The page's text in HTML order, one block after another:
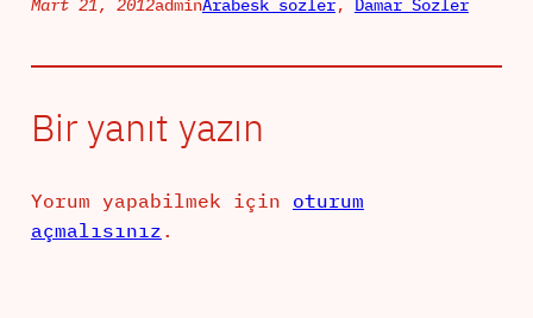
Mart 21, 2012adminArabesk sözler, Damar Sözler
Bir yanıt yazın
Yorum yapabilmek için oturum
açmalısınız .